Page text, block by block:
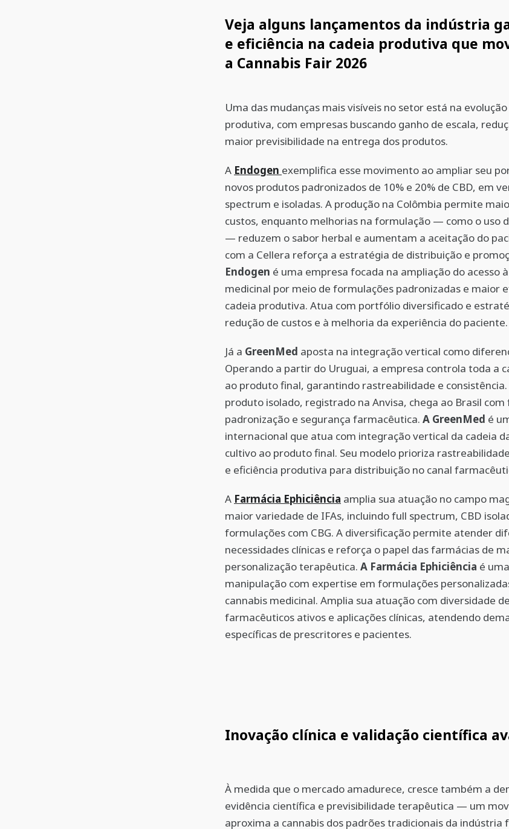
Veja alguns lançamentos da indústria
e eficiência na cadeia produtiva que
a Cannabis Fair 2026
Uma das mudanças mais visíveis no setor está na
produtiva, com empresas buscando ganho de escala,
maior previsibilidade na entrega dos produtos.
A Endogen exemplifica esse movimento ao ampliar seu
novos produtos padronizados de 10% e 20% de CBD, em
spectrum e isoladas. A produção na Colômbia permite
custos, enquanto melhorias na formulação — como o uso
— reduzem o sabor herbal e aumentam a aceitação do
com a Cellera reforça a estratégia de distribuição e
Endogen é uma empresa focada na ampliação do acesso
medicinal por meio de formulações padronizadas e maior
cadeia produtiva. Atua com portfólio diversificado e
redução de custos e à melhoria da experiência do paciente.
Já a GreenMed aposta na integração vertical como
Operando a partir do Uruguai, a empresa controla toda a
ao produto final, garantindo rastreabilidade e consistência.
produto isolado, registrado na Anvisa, chega ao Brasil com
padronização e segurança farmacêutica. A GreenMed é
internacional que atua com integração vertical da cadeia
cultivo ao produto final. Seu modelo prioriza
e eficiência produtiva para distribuição no canal
A Farmácia Ephiciência amplia sua atuação no campo
maior variedade de IFAs, incluindo full spectrum, CBD
formulações com CBG. A diversificação permite atender
necessidades clínicas e reforça o papel das farmácias de
personalização terapêutica. A Farmácia Ephiciência é
manipulação com expertise em formulações
cannabis medicinal. Amplia sua atuação com diversidade
farmacêuticos ativos e aplicações clínicas, atendendo
específicas de prescritores e pacientes.
Inovação clínica e validação científica
À medida que o mercado amadurece, cresce também a
evidência científica e previsibilidade terapêutica — um
aproxima a cannabis dos padrões tradicionais da indústria